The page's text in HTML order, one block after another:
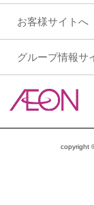
お客様サイトへ
グループ情報サ
copyright